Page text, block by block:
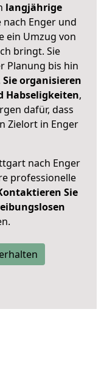
langjährige
Enger und
ein Umzug von
bringt. Sie
Planung bis hin
Sie organisieren
Habseligkeiten,
dafür, dass
Zielort in Enger
nach Enger
professionelle
Sie